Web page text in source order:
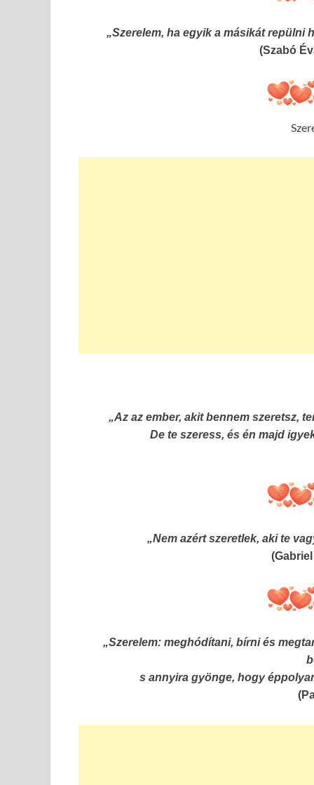
„Szerelem, ha egyik a másikát repülni
(Szabó
„Az az ember, akit bennem szeretsz,
De te szeress, és én majd
„Nem azért szeretlek, aki te
„Szerelem: meghódítani, bírni és
s annyira gyönge, hogy